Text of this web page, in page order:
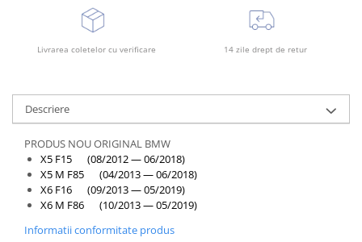
Livrarea coletelor cu verificare 14 zile drept de retur
Descriere
PRODUS NOU ORIGINAL BMW
X5 F15 (08/2012 — 06/2018)
X5 M F85 (04/2013 — 06/2018)
X6 F16 (09/2013 — 05/2019)
X6 M F86 (10/2013 — 05/2019)
Informatii conformitate produs